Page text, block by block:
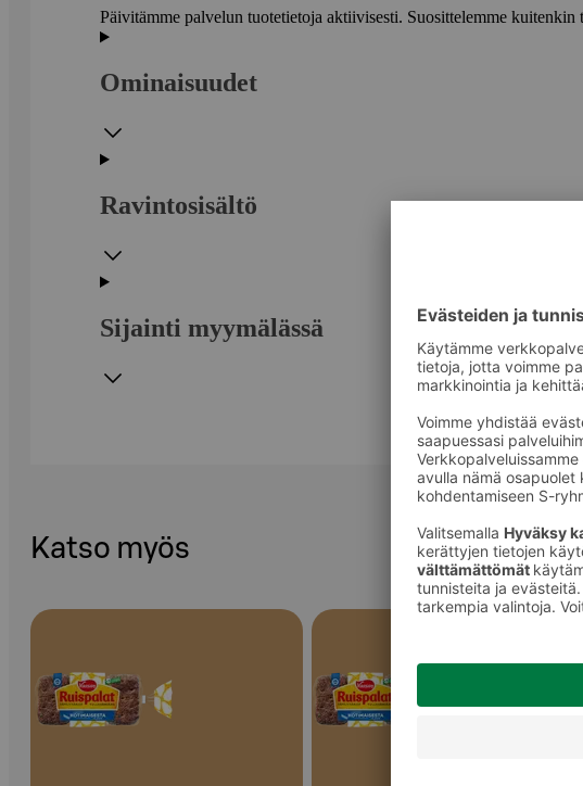
Päivitämme palvelun tuotetietoja aktiivisesti. Suosittelemme kuitenkin
Ominaisuudet
Ravintosisältö
Sijainti myymälässä
Katso myös